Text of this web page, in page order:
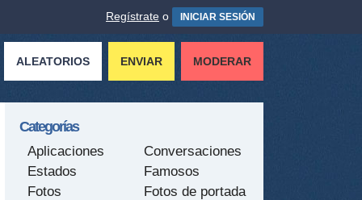
Regístrate o INICIAR SESIÓN
ALEATORIOS ENVIAR MODERAR
Categorías
Aplicaciones
Conversaciones
Estados
Famosos
Fotos
Fotos de portada